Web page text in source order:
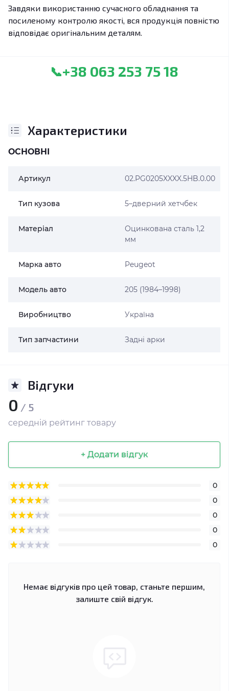
Завдяки використанню сучасного обладнання та
посиленому контролю якості, вся продукція повністю
відповідає оригінальним деталям.
📞+38 063 253 75 18
Характеристики
ОСНОВНІ
Артикул 02.PG0205XXXX.5HB.0.00
Тип кузова 5–дверний хетчбек
Матеріал
Оцинкована сталь 1,2
мм
Марка авто Peugeot
Модель авто 205 (1984–1998)
Виробництво Україна
Тип запчастини Задні арки
Відгуки
0 / 5
середній рейтинг товару
+ Додати відгук
0
0
0
0
0
Немає відгуків про цей товар, станьте першим,
залиште свій відгук.